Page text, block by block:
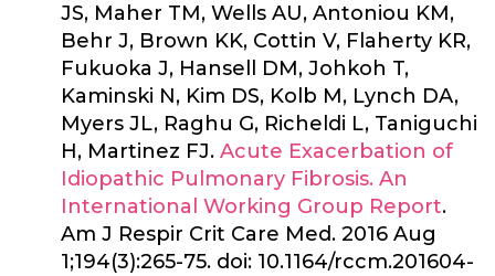
JS, Maher TM, Wells AU, Antoniou KM,
Behr J, Brown KK, Cottin V, Flaherty KR,
Fukuoka J, Hansell DM, Johkoh T,
Kaminski N, Kim DS, Kolb M, Lynch DA,
Myers JL, Raghu G, Richeldi L, Taniguchi
H, Martinez FJ. Acute Exacerbation of
Idiopathic Pulmonary Fibrosis. An
International Working Group Report.
Am J Respir Crit Care Med. 2016 Aug
1;194(3):265-75. doi: 10.1164/rccm.201604-